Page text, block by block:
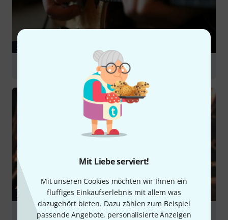
Mit Liebe serviert!
Mit unseren Cookies möchten wir Ihnen ein
fluffiges Einkaufserlebnis mit allem was
dazugehört bieten. Dazu zählen zum Beispiel
passende Angebote, personalisierte Anzeigen
RATGEBER
RATGEBER
Gitarrensetups